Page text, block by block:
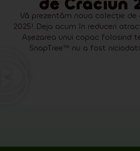
Vă prezentăm noua colecție de
2025! Deja acum în reduceri
Așezarea unui copac folosind
SnapTree™ nu a fost